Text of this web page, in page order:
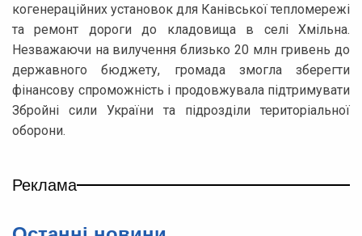
когенераційних установок для Канівської тепломережі
та ремонт дороги до кладовища в селі Хмільна.
Незважаючи на вилучення близько 20 млн гривень до
державного бюджету, громада змогла зберегти
фінансову спроможність і продовжувала підтримувати
Збройні сили України та підрозділи територіальної
оборони.
Реклама